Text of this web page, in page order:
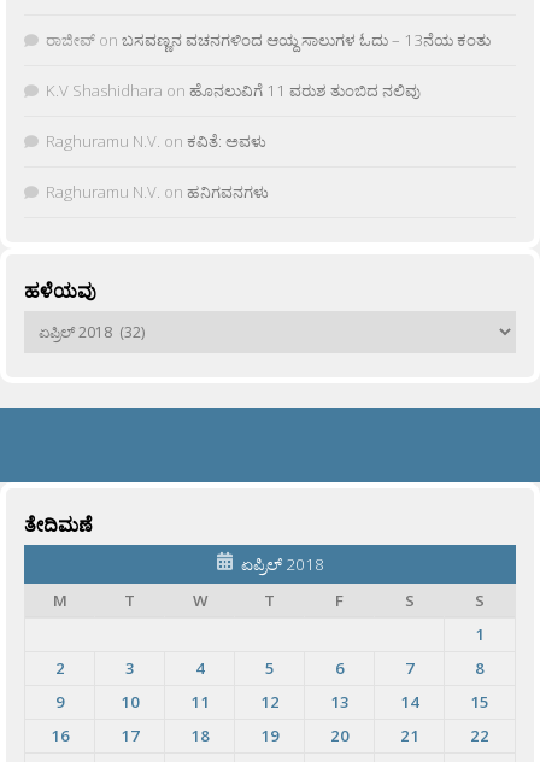
ರಾಜೀವ್ on ಬಸವಣ್ಣನ ವಚನಗಳಿಂದ ಆಯ್ದ ಸಾಲುಗಳ ಓದು – 13ನೆಯ ಕಂತು
K.V Shashidhara on ಹೊನಲುವಿಗೆ 11 ವರುಶ ತುಂಬಿದ ನಲಿವು
Raghuramu N.V. on ಕವಿತೆ: ಅವಳು
Raghuramu N.V. on ಹನಿಗವನಗಳು
ಹಳೆಯವು
ಹಳೆಯವು
ತೇದಿಮಣೆ
ಏಪ್ರಿಲ್ 2018
M
T W T F S
S
1
2
3 4 5 6 7
8
9
10 11 12 13 14
15
16
17 18 19 20 21
22